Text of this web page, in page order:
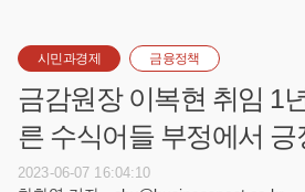
시민과경제 금융정책
금감원장 이복현 취임 1
른 수식어들 부정에서 긍
2023-06-07 16:04:10